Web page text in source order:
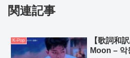
関連記事
K-Pop
【歌詞和
Moon – 악